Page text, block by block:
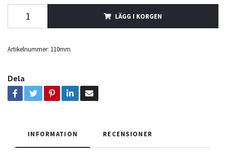
LÄGG I KORGEN
Artikelnummer: 110mm
Dela
INFORMATION RECENSIONER